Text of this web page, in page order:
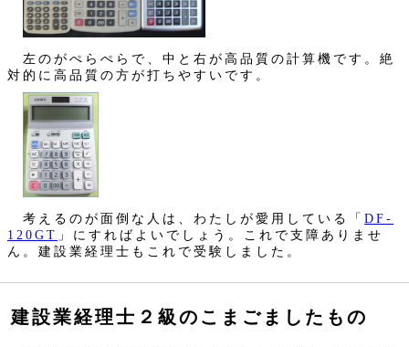
左のがぺらぺらで、中と右が高品質の計算機です。絶
対的に高品質の方が打ちやすいです。
考えるのが面倒な人は、わたしが愛用している「 DF-
120GT 」にすればよいでしょう。これで支障ありませ
ん。建設業経理士もこれで受験しました。
建設業経理士２級のこまごましたもの